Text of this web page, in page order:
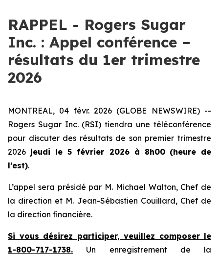
RAPPEL - Rogers Sugar
Inc. : Appel conférence –
résultats du 1er trimestre
2026
MONTREAL, 04 févr. 2026 (GLOBE NEWSWIRE) --
Rogers Sugar Inc. (RSI) tiendra une téléconférence
pour discuter des résultats de son premier trimestre
2026 jeudi le 5 février 2026 à 8h00 (heure de
l’est).
L’appel sera présidé par M. Michael Walton, Chef de
la direction et M. Jean-Sébastien Couillard, Chef de
la direction financière.
Si vous désirez participer, veuillez composer le
1-800-717-1738. Un enregistrement de la